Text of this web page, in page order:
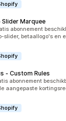
Marquee
totaal
abonnement
slider, betaallogo's en
‑ Custom Rules
totaal
abonnement
aangepaste